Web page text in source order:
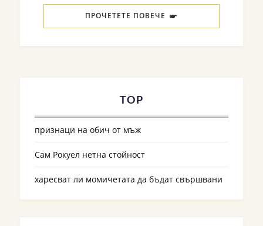
ПРОЧЕТЕТЕ ПОВЕЧЕ
TOP
признаци на обич от мъж
Сам Рокуел нетна стойност
харесват ли момичетата да бъдат свършвани